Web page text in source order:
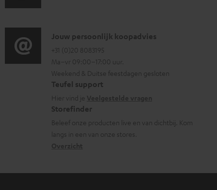
e
i
n
f
o
r
m
a
i
o
g
l
o
s
s
a
C
o
n
t
a
c
t
i
Jouw persoonlijk koopadvies
+31 (0)20 8083195
Ma–vr 09:00–17:00 uur.
Weekend & Duitse feestdagen gesloten
Teufel support
Hier vind je
Storefinder
Beleef onze producten live en van dichtbij. Kom
langs in een van onze stores.